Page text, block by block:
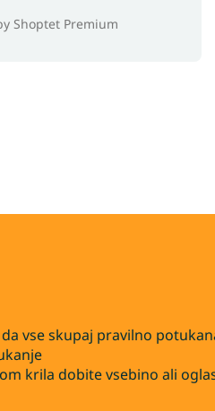
vse skupaj pravilno
krila dobite vsebino ali
Shoptet Premium